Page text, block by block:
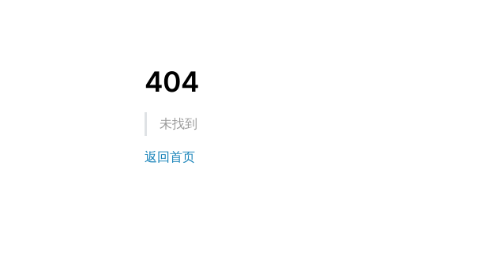
404
未找到
返回首页